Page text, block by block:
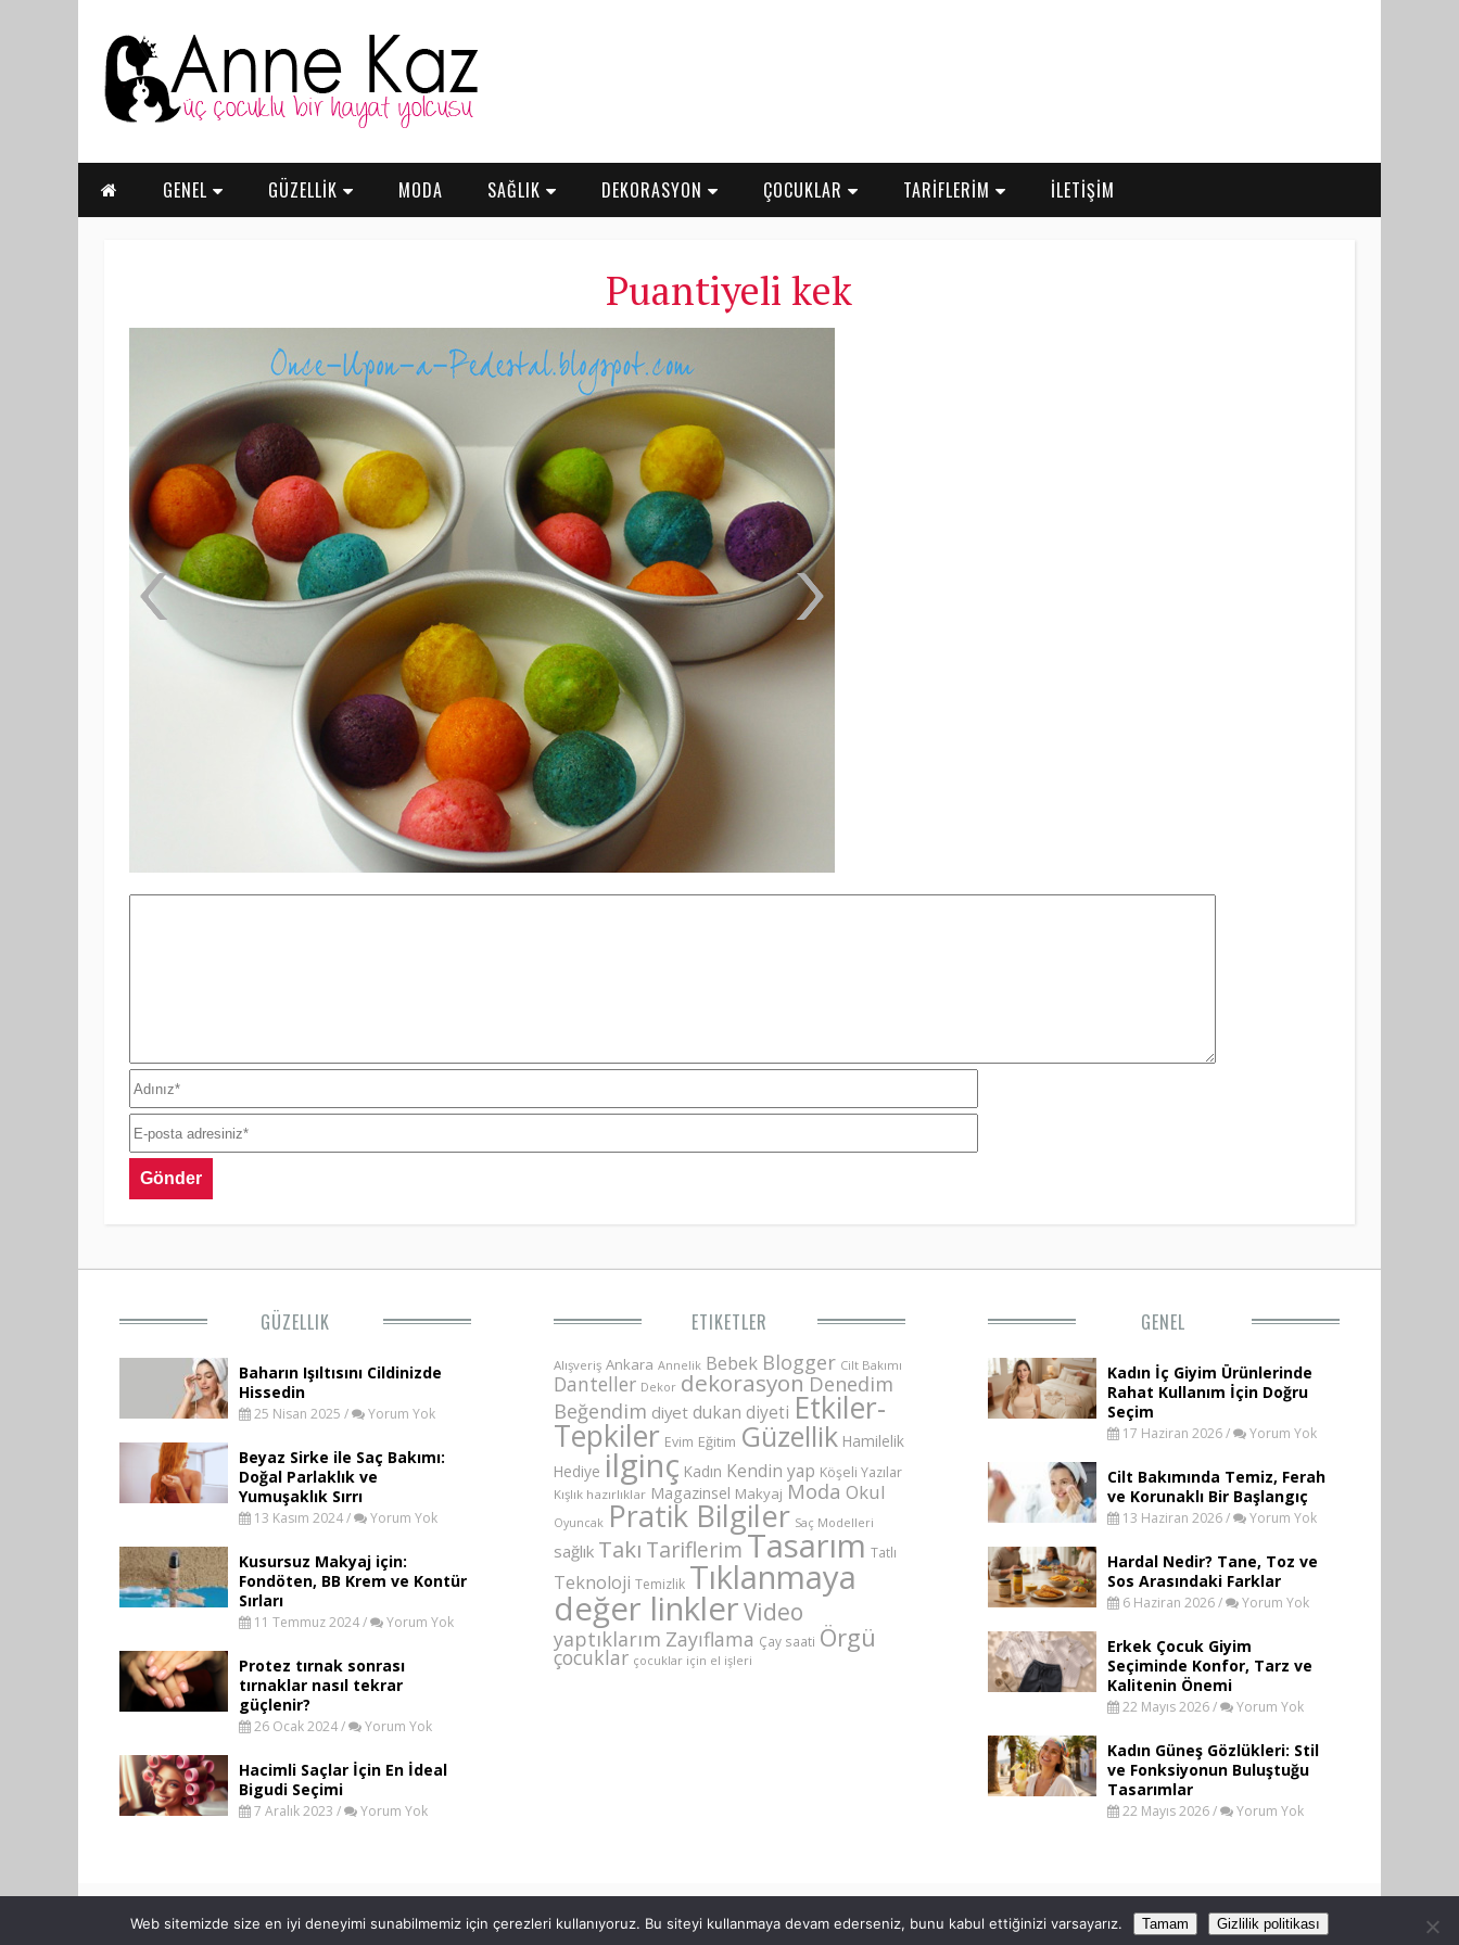
GENEL GÜZELLİK MODA SAĞLIK DEKORASYON ÇOCUKLAR TARİFLERİM İLETİŞİM
Puantiyeli kek
GÜZELLIK
Baharın Işıltısını Cildinizde
Hissedin
25 Nisan 2025 / Yorum Yok
Beyaz Sirke ile Saç Bakımı:
Doğal Parlaklık ve
Yumuşaklık Sırrı
13 Kasım 2024 / Yorum Yok
Kusursuz Makyaj için:
Fondöten, BB Krem ve Kontür
Sırları
11 Temmuz 2024 / Yorum Yok
Protez tırnak sonrası
tırnaklar nasıl tekrar
güçlenir?
26 Ocak 2024 / Yorum Yok
Hacimli Saçlar İçin En İdeal
Bigudi Seçimi
7 Aralık 2023 / Yorum Yok
ETIKETLER
Alışveriş Ankara Annelik Bebek Blogger Cilt Bakımı
Danteller Dekor dekorasyon Denedim
Beğendim diyet dukan diyeti Etkiler-
Tepkiler Evim Eğitim Güzellik Hamilelik
Hediye ilginç Kadın Kendin yap Köşeli Yazılar
Kışlık hazırlıklar Magazinsel Makyaj Moda Okul
Oyuncak Pratik Bilgiler Saç Modelleri
sağlık Takı Tariflerim Tasarım Tatlı
Teknoloji Temizlik Tıklanmaya
değer linklerVideo
yaptıklarım Zayıflama Çay saati Örgü
çocuklar çocuklar için el işleri
GENEL
Kadın İç Giyim Ürünlerinde
Rahat Kullanım İçin Doğru
Seçim
17 Haziran 2026 / Yorum Yok
Cilt Bakımında Temiz, Ferah
ve Korunaklı Bir Başlangıç
13 Haziran 2026 / Yorum Yok
Hardal Nedir? Tane, Toz ve
Sos Arasındaki Farklar
6 Haziran 2026 / Yorum Yok
Erkek Çocuk Giyim
Seçiminde Konfor, Tarz ve
Kalitenin Önemi
22 Mayıs 2026 / Yorum Yok
Kadın Güneş Gözlükleri: Stil
ve Fonksiyonun Buluştuğu
Tasarımlar
22 Mayıs 2026 / Yorum Yok
Site Haritası
Web sitemizde size en iyi deneyimi sunabilmemiz için çerezleri kullanıyoruz. Bu siteyi kullanmaya devam ederseniz, bunu kabul ettiğinizi varsayarız. Tamam Gizlilik politikası